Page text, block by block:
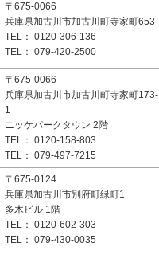
〒675-0066
兵庫県加古川市加古川町寺家町653
TEL： 0120-306-136
TEL： 079-420-2500
〒675-0066
兵庫県加古川市加古川町寺家町173-
1
ニッケパークタウン 2階
TEL： 0120-158-803
TEL： 079-497-7215
〒675-0124
兵庫県加古川市別府町緑町1
多木ビル 1階
TEL： 0120-602-303
TEL： 079-430-0035